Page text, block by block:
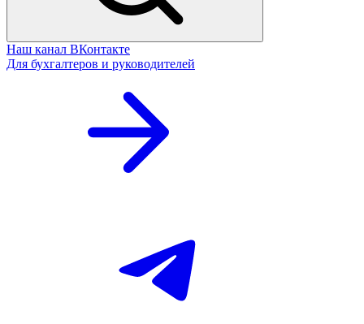
Наш канал ВКонтакте
Для бухгалтеров и руководителей